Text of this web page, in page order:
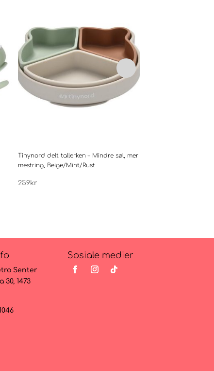
Tinynord delt tallerken – Mindre søl, mer
mestring, Beige/Mint/Rust
259kr
Senter
30, 1473
Sosiale medier